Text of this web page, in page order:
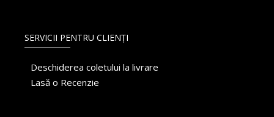
SERVICII PENTRU CLIENȚI
Deschiderea coletului la livrare
Lasă o Recenzie